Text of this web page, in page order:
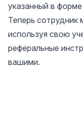
указанный в форме
Теперь сотрудник
используя свою
реферальные
вашими.